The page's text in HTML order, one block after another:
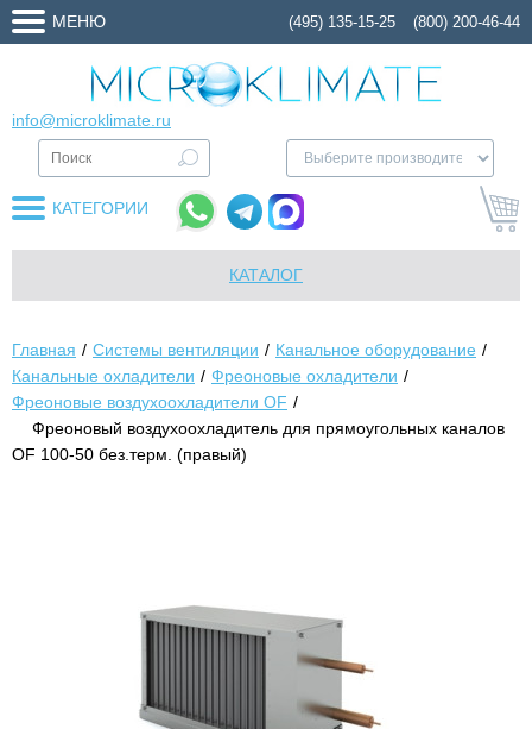
МЕНЮ (495) 135-15-25 (800) 200-46-44
info@microklimate.ru
КАТЕГОРИИ
КАТАЛОГ
Главная Системы вентиляции
Канальное оборудование
Канальные охладители
Фреоновые охладители
Фреоновые воздухоохладители OF
Фреоновый воздухоохладитель для прямоугольных каналов
OF 100-50 без.терм. (правый)